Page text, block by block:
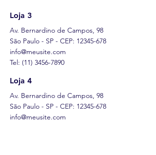
Loja 3
Av. Bernardino de Campos, 98
São Paulo - SP - CEP: 12345-678
info@meusite.com
Tel: (11) 3456-7890
Loja 4
Av. Bernardino de Campos, 98
São Paulo - SP - CEP: 12345-678
info@meusite.com